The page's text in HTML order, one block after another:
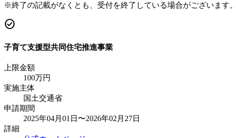
※終了の記載がなくとも、受付を終了している場合がございます
check_circle
子育て支援型共同住宅推進事業
上限金額
100万円
実施主体
国土交通省
申請期間
2025年04月01日〜2026年02月27日
詳細